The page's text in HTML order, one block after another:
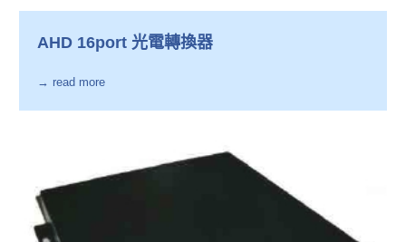
AHD 16port 光電轉換器
→ read more